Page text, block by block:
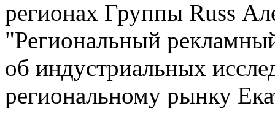
регионах Группы Russ
"Региональный
об индустриальных
региональному рынку